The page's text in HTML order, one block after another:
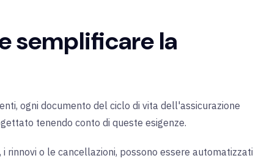
semplificare la
ogni documento del ciclo di vita dell'assicurazione
tenendo conto di queste esigenze.
rinnovi o le cancellazioni, possono essere automatizzati